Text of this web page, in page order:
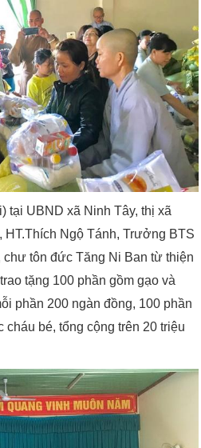
tại UBND xã Ninh Tây, thị xã
HT.Thích Ngộ Tánh, Trưởng BTS
tôn đức Tăng Ni Ban từ thiện
tặng 100 phần gồm gạo và
phần 200 ngàn đồng, 100 phần
bé, tổng cộng trên 20 triệu